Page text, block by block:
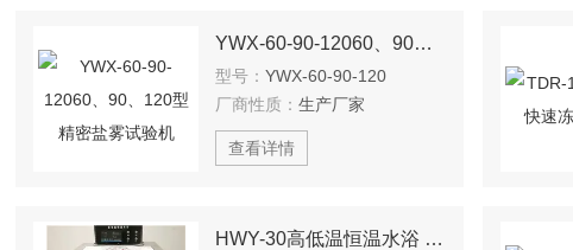
YWX-60-90-12060、90、120型精密盐雾试验机
型号： YWX-60-90-120
厂商性质： 生产厂家
查看详情
HWY-30高低温恒温水浴 水浴箱